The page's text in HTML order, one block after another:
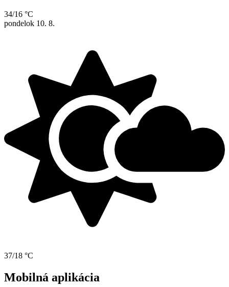
34/16 °C
pondelok 10. 8.
37/18 °C
Mobilná aplikácia